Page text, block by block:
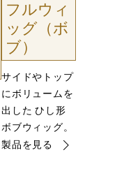
フルウィ
ッグ（ボ
ブ）
サイドやトップ
にボリュームを
出した ひし形
ボブウィッグ。
製品を見る